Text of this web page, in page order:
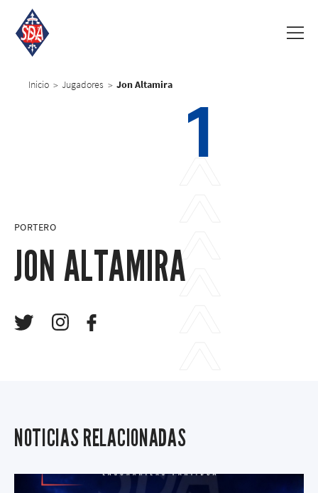
Inicio > Jugadores > Jon Altamira
1
PORTERO
JON ALTAMIRA
NOTICIAS RELACIONADAS